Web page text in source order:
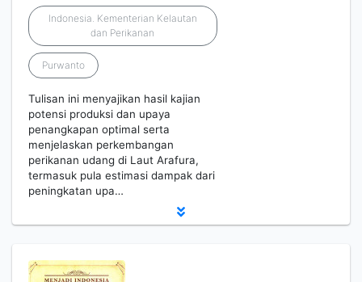
Indonesia. Kementerian Kelautan
dan Perikanan
Purwanto
Tulisan ini menyajikan hasil kajian
potensi produksi dan upaya
penangkapan optimal serta
menjelaskan perkembangan
perikanan udang di Laut Arafura,
termasuk pula estimasi dampak dari
peningkatan upa…